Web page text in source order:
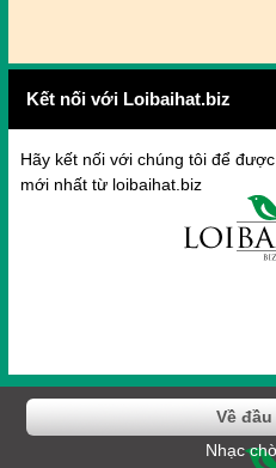
Kết nối với Loibaihat.biz
Hãy kết nối với chúng tôi để
mới nhất từ loibaihat.biz
Về
Nhạc